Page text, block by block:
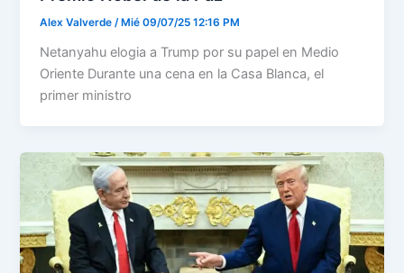
Alex Valverde/Mié 09/07/25 12:16 PM
Netanyahu elogia a Trump por su papel en Medio
Oriente Durante una cena en la Casa Blanca, el
primer ministro